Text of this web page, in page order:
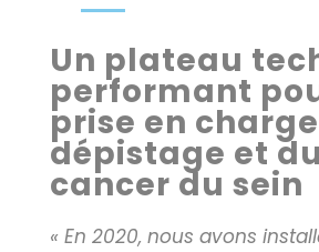
Un plateau
performant
prise en
dépistage et du
cancer du sein
« En 2020, nous avons